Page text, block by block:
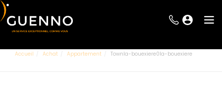
Accueil Achat Appartement Townla-bouexiere0la-bouexiere